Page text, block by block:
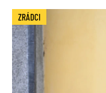
ZRÁDCI